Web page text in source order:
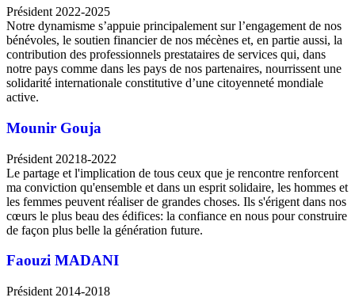
Président 2022-2025
Notre dynamisme s’appuie principalement sur l’engagement de nos
bénévoles, le soutien financier de nos mécènes et, en partie aussi, la
contribution des professionnels prestataires de services qui, dans
notre pays comme dans les pays de nos partenaires, nourrissent une
solidarité internationale constitutive d’une citoyenneté mondiale
active.
Mounir Gouja
Président 20218-2022
Le partage et l'implication de tous ceux que je rencontre renforcent
ma conviction qu'ensemble et dans un esprit solidaire, les hommes et
les femmes peuvent réaliser de grandes choses. Ils s'érigent dans nos
cœurs le plus beau des édifices: la confiance en nous pour construire
de façon plus belle la génération future.
Faouzi MADANI
Président 2014-2018